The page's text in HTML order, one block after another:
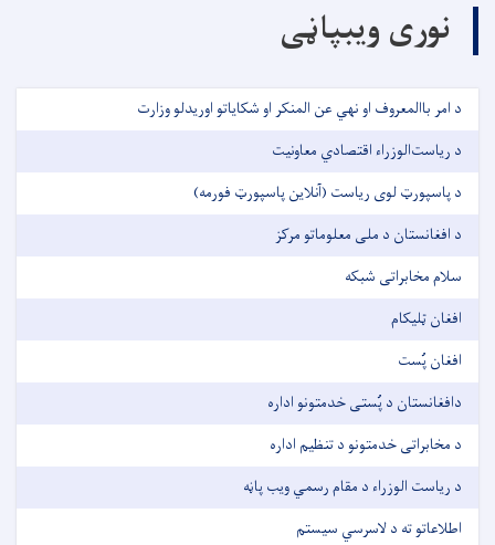
نوری ویبپاڼی
د امر باالمعروف او نهي عن المنکر او شکایاتو اوریدلو وزارت
د ریاست‌الوزراء اقتصادي معاونیت
د پاسپورټ لوی ریاست (آنلاین پاسپورټ فورمه)
د افغانستان د ملی معلوماتو مرکز
سلام مخابراتی شبکه
افغان ټلیکام
افغان پُست
دافغانستان د پُستی خدمتونو اداره
د مخابراتی خدمتونو د تنظیم اداره
د ریاست الوزراء د مقام رسمي ویب پاڼه
اطلاعاتو ته د لاسرسي سیستم